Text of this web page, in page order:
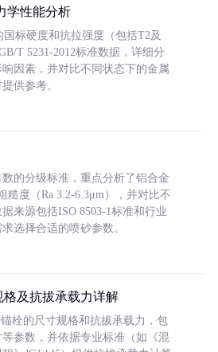
学性能分析
标硬度和抗拉强度（包括T2及
T 5231-2012标准数据，详细分
因素，并对比不同状态下的金属
供参考。
的分级标准，重点分析了铝合金
糙度（Ra 3.2-6.3μm），并对比不
来源包括ISO 8503-1标准和行业
选择合适的喷砂参数。
及抗拔承载力详解
栓的尺寸规格和抗拔承载力，包
参数，并依据专业标准（如《混